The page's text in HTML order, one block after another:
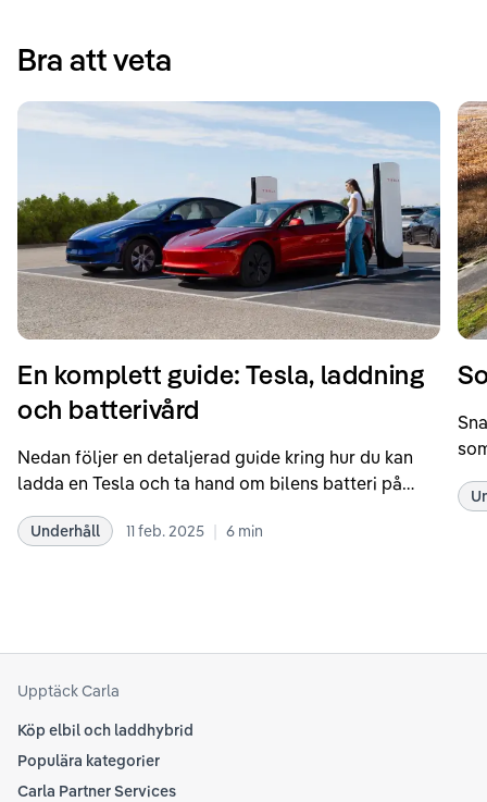
Bra att veta
En komplett guide: Tesla, laddning
och batterivård
Nedan följer en detaljerad guide kring hur du kan
ladda en Tesla och ta hand om bilens batteri på
rekommendationer samt våra egna erfarenheter
Underhåll 11 feb. 2025 | 6 min
att
Upptäck Carla
Köp elbil och laddhybrid
Populära kategorier
Carla Partner Services